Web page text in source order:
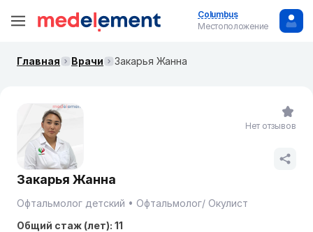
Columbus
Местоположение
Главная Врачи Закарья Жанна
Закарья Жанна
Офтальмолог детский
Офтальмолог/ Окулист
Общий стаж (лет): 11
Нет отзывов